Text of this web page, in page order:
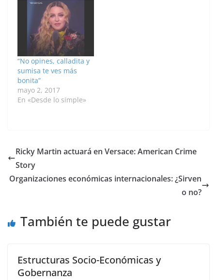
Aprecio
invaluablemente la
crítica, es
absolutamente
necesaria para
mejorar. Te permite
saber en que debes
esforzarte más…
“No opines, calladita y
sumisa te ves más
bonita”
mayo 2, 2017
En «Desde lo simple»
Ricky Martin actuará en Versace: American Crime
Story
Organizaciones económicas internacionales: ¿Sirven
o no?
También te puede gustar
Estructuras Socio-Económicas y
Gobernanza